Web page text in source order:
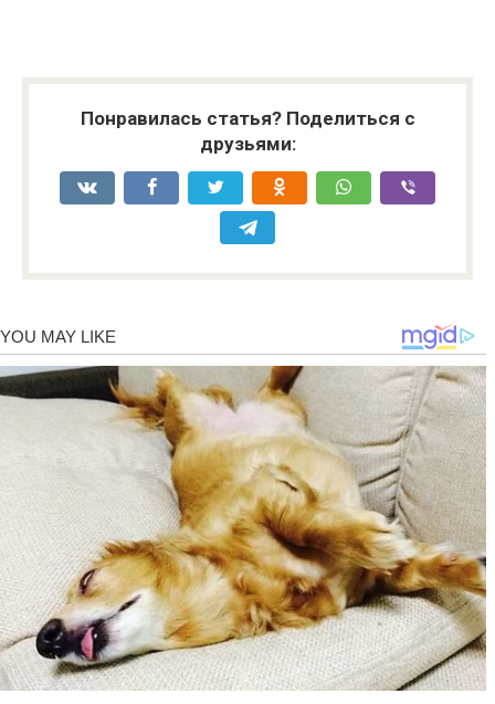
Понравилась статья? Поделиться с
друзьями: